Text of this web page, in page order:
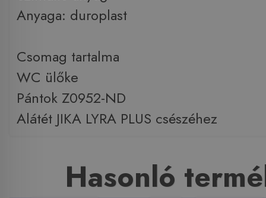
Anyaga: duroplast
Csomag tartalma
WC ülőke
Pántok Z0952-ND
Alátét JIKA LYRA PLUS csészéhez
Hasonló